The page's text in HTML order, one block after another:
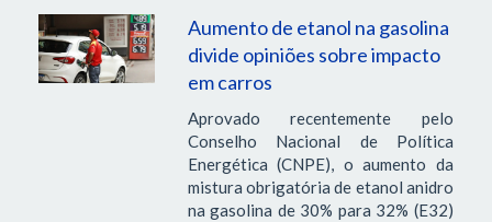
Aumento de etanol na gasolina
divide opiniões sobre impacto
em carros
Aprovado recentemente pelo
Conselho Nacional de Política
Energética (CNPE), o aumento da
mistura obrigatória de etanol anidro
na gasolina de 30% para 32% (E32)